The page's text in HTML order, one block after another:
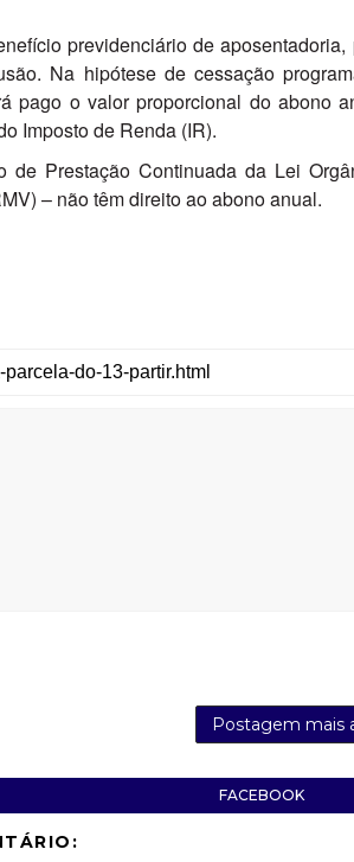
previdenciário de aposentadoria,
Na hipótese de cessação
pago o valor proporcional do abono
Imposto de Renda (IR).
de Prestação Continuada da Lei
– não têm direito ao abono anual.
Postagem mais
FACEBOOK